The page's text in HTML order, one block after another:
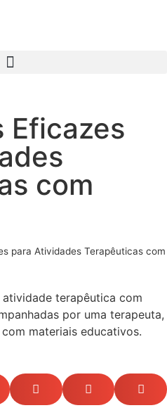
Eficazes
com
para Atividades Terapêuticas com